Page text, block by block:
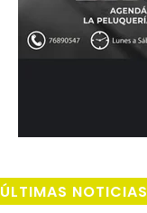
ÚLTIMAS NOTICIAS